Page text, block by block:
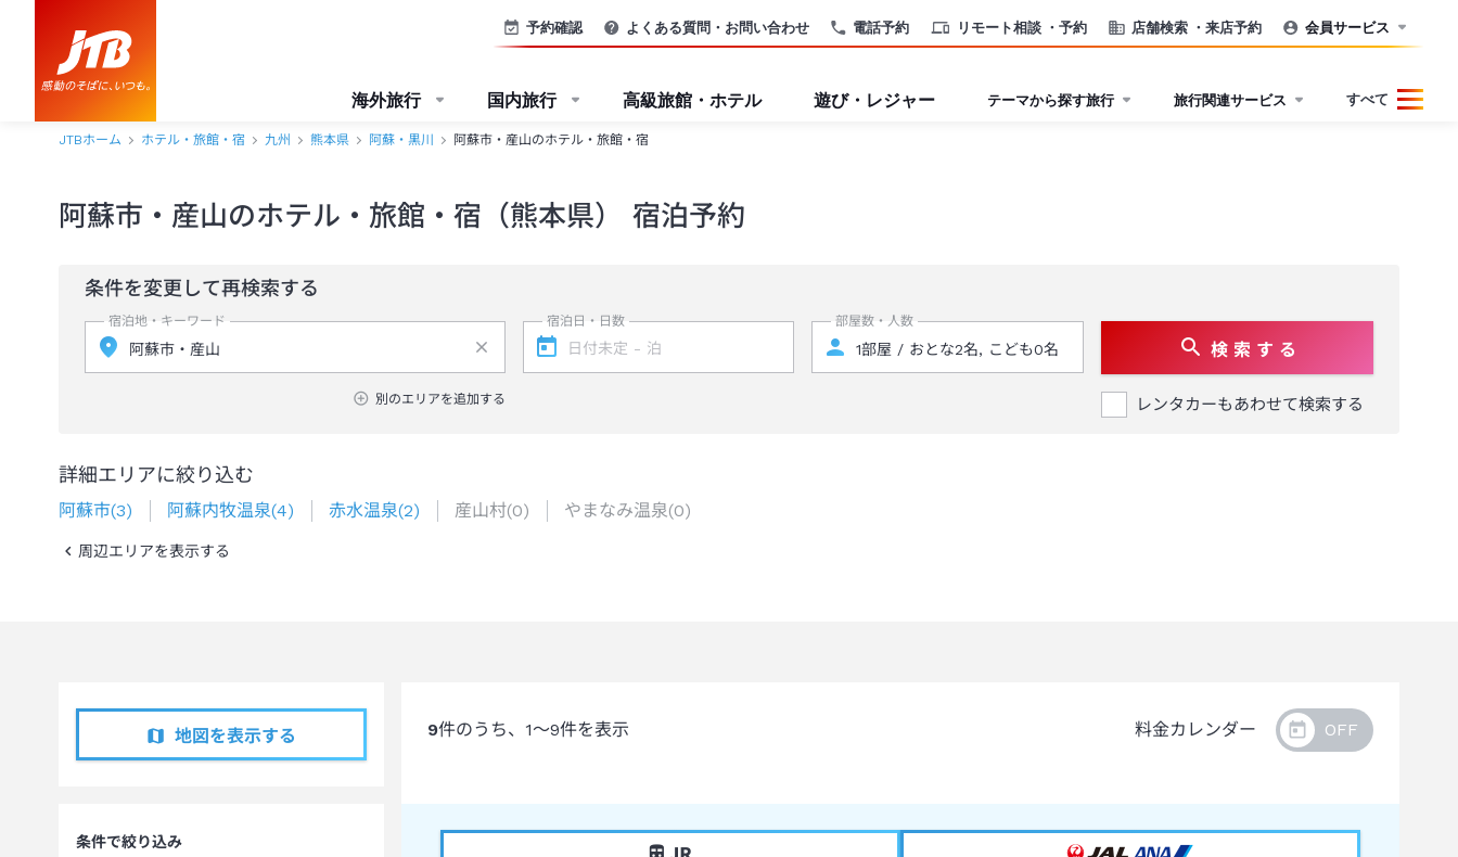
電話予約 リモート相談 ・予約 店舗検索 ・来店予約
予約確認 よくある質問・お問い合わせ 会員サービス
海外旅行 国内旅行 高級旅館・ホテル 遊び・レジャー テーマから探す旅行 旅行関連サービス すべて
JTBホーム ホテル・旅館・宿 九州 熊本県 阿蘇・黒川 阿蘇市・産山のホテル・旅館・宿
阿蘇市・産山のホテル・旅館・宿（熊本県） 宿泊予約
条件を変更して再検索する
宿泊地・キーワード
別のエリアを追加する
宿泊日・日数 部屋数・人数
検 索 す る
レンタカーもあわせて検索する
詳細エリアに絞り込む
阿蘇市(3) 阿蘇内牧温泉(4) 赤水温泉(2) 産山村(0) やまなみ温泉(0)
周辺エリアを表示する
地図を表示する
条件で絞り込み
9件のうち、 1～9件を表示 料金カレンダー